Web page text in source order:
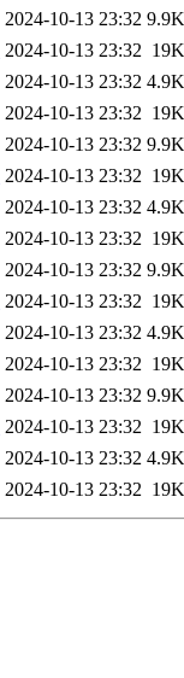
2024-10-13 23:32 9.9K
2024-10-13 23:32 19K
2024-10-13 23:32 4.9K
2024-10-13 23:32 19K
2024-10-13 23:32 9.9K
2024-10-13 23:32 19K
2024-10-13 23:32 4.9K
2024-10-13 23:32 19K
2024-10-13 23:32 9.9K
2024-10-13 23:32 19K
2024-10-13 23:32 4.9K
2024-10-13 23:32 19K
2024-10-13 23:32 9.9K
2024-10-13 23:32 19K
2024-10-13 23:32 4.9K
2024-10-13 23:32 19K